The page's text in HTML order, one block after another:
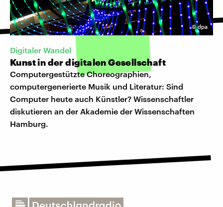
©dpa
Digitaler Wandel
Kunst in der digitalen Gesellschaft
Computergestützte Choreographien,
computergenerierte Musik und Literatur: Sind
Computer heute auch Künstler? Wissenschaftler
diskutieren an der Akademie der Wissenschaften
Hamburg.